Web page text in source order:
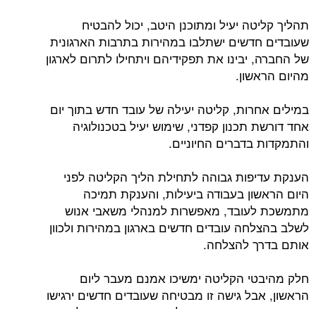
תהליך קליטה יעיל ומתוכנן היטב, יכול להבטיח
שעובדים חדשים ישתלבו במהירות בתרבות הארגונית
של החברה, יבינו את תפקידיהם ויתחילו לתרום לארגון
מהיום הראשון.
במילים אחרות, קליטה יעילה של עובד חדש בתוך יום
אחד דורשת תכנון קפדני, שימוש יעיל בטכנולוגיה
והתמקדות בדברים החיוניים.
הענקת עדיפות גבוהה לתחילת הליך הקליטה לפני
היום הראשון בעבודה ביעילות, והענקת תמיכה
מתמשכת לעובד, מאפשרות למנהלי משאבי אנוש
לשלב בהצלחה עובדים חדשים בארגון במהירות ולכוון
אותם בדרך להצלחה.
חלק מהיבטי הקליטה ימשיכו אמנם מעבר ליום
הראשון, אבל גישה זו מבטיחה שעובדים חדשים ירגישו